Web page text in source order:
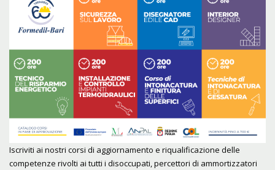
Iscriviti ai nostri corsi di aggiornamento e riqualificazione delle
competenze rivolti ai tutti i disoccupati, percettori di ammortizzatori